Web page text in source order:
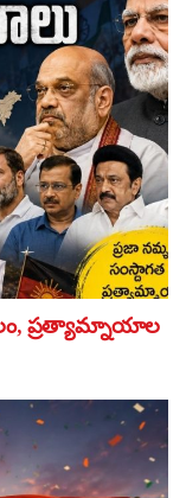
ప్రత్యామ్నాయాల